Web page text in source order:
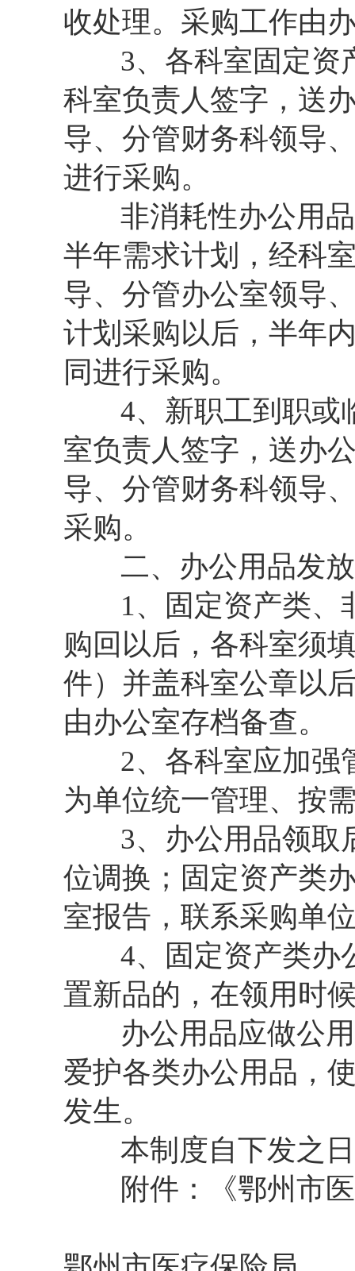
收处理。采购工作由
3、各科室固定资
科室负责人签字，送
导、分管财务科领导
进行采购。
非消耗性办公用品
半年需求计划，经科
导、分管办公室领导
计划采购以后，半年
同进行采购。
4、新职工到职或
室负责人签字，送办
导、分管财务科领导
采购。
二、办公用品发放
1、固定资产类、
购回以后，各科室须
件）并盖科室公章以
由办公室存档备查。
2、各科室应加强
为单位统一管理、按
3、办公用品领取
位调换；固定资产类
室报告，联系采购单
4、固定资产类办
置新品的，在领用时
办公用品应做公用
爱护各类办公用品，
发生。
本制度自下发之日
附件：《鄂州市医